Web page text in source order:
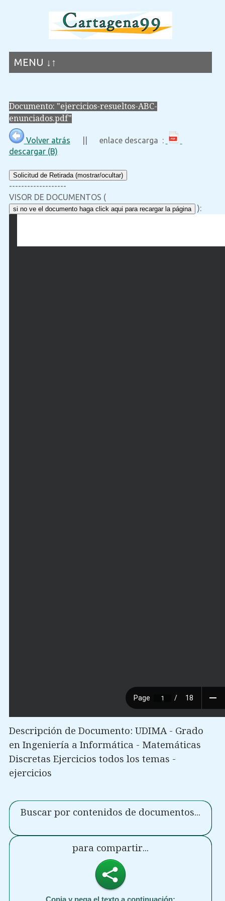
MENU ↓↑
Documento: "ejercicios-resueltos-ABC-
enunciados.pdf"
Volver atrás || enlace descarga :
descargar (B)
Solicitud de Retirada (mostrar/ocultar)
-------------------
VISOR DE DOCUMENTOS (
si no ve el documento haga click aqui para recargar la página ):
Descripción de Documento: UDIMA - Grado
en Ingeniería a Informática - Matemáticas
Discretas Ejercicios todos los temas -
ejercicios
Buscar por contenidos de documentos...
para compartir...